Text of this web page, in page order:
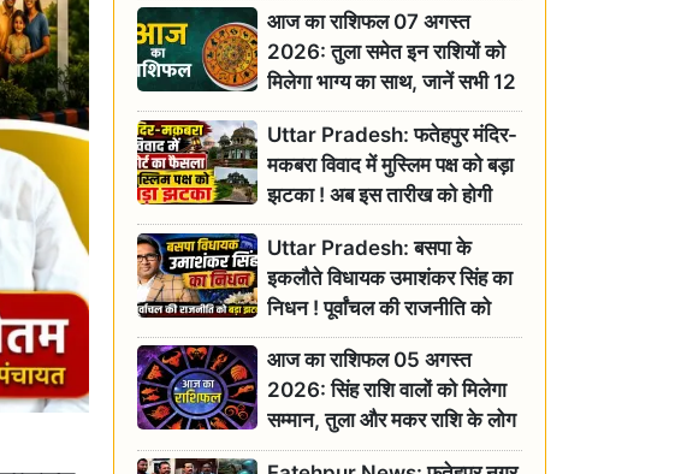
महिमा
आज का राशिफल 07 अगस्त
2026: तुला समेत इन राशियों को
मिलेगा भाग्य का साथ, जानें सभी 12
राशियों का दैनिक भाग्यफल
Uttar Pradesh: फतेहपुर मंदिर-
मकबरा विवाद में मुस्लिम पक्ष को बड़ा
झटका ! अब इस तारीख को होगी
सुनवाई
Uttar Pradesh: बसपा के
इकलौते विधायक उमाशंकर सिंह का
निधन ! पूर्वांचल की राजनीति को
बड़ा झटका, योगी ने जताया दुःख
आज का राशिफल 05 अगस्त
2026: सिंह राशि वालों को मिलेगा
सम्मान, तुला और मकर राशि के लोग
रहें सतर्क